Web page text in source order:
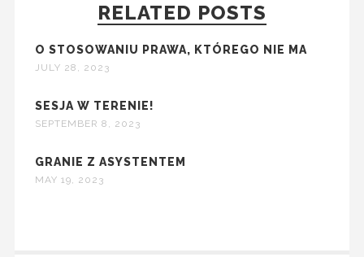
RELATED POSTS
O STOSOWANIU PRAWA, KTÓREGO NIE MA
JULY 28, 2023
SESJA W TERENIE!
SEPTEMBER 8, 2023
GRANIE Z ASYSTENTEM
MAY 19, 2023